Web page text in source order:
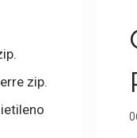
zip.